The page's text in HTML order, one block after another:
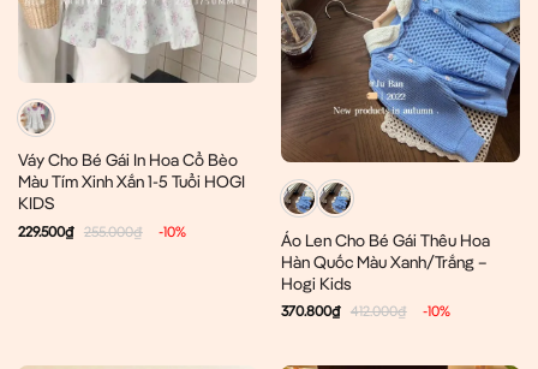
Váy Cho Bé Gái In Hoa Cổ Bèo
Màu Tím Xinh Xắn 1-5 Tuổi HOGI
KIDS
229.500₫ 255.000₫ -10%
Áo Len Cho Bé Gái Thêu Hoa
Hàn Quốc Màu Xanh/Trắng –
Hogi Kids
370.800₫ 412.000₫ -10%